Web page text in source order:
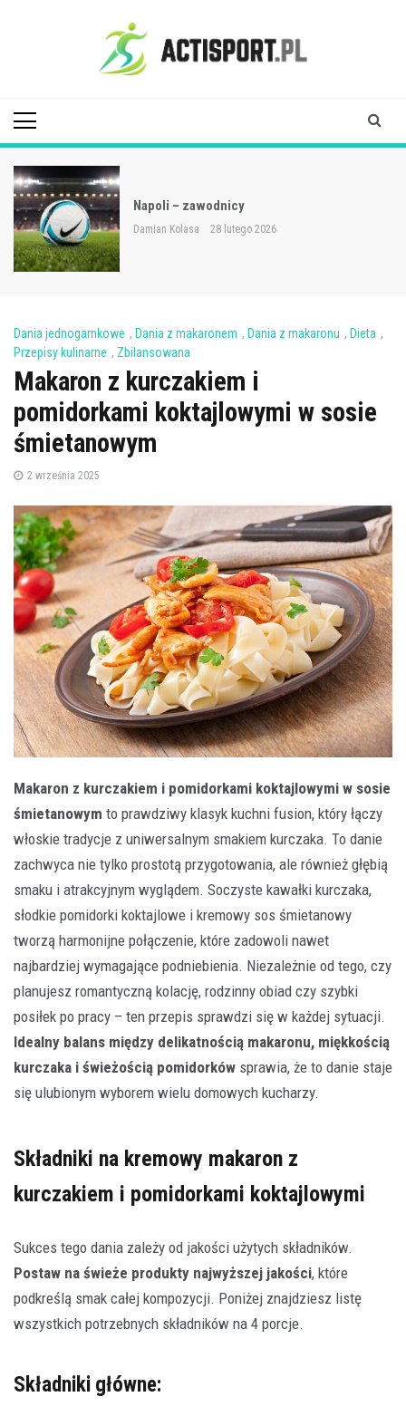
Napoli – zawodnicy
Damian Kolasa 28 lutego 2026
Dania jednogarnkowe , Dania z makaronem , Dania z makaronu , Dieta ,
Przepisy kulinarne , Zbilansowana
Makaron z kurczakiem i
pomidorkami koktajlowymi w sosie
śmietanowym
2 września 2025
Makaron z kurczakiem i pomidorkami koktajlowymi w sosie
śmietanowym to prawdziwy klasyk kuchni fusion, który łączy
włoskie tradycje z uniwersalnym smakiem kurczaka. To danie
zachwyca nie tylko prostotą przygotowania, ale również głębią
smaku i atrakcyjnym wyglądem. Soczyste kawałki kurczaka,
słodkie pomidorki koktajlowe i kremowy sos śmietanowy
tworzą harmonijne połączenie, które zadowoli nawet
najbardziej wymagające podniebienia. Niezależnie od tego, czy
planujesz romantyczną kolację, rodzinny obiad czy szybki
posiłek po pracy – ten przepis sprawdzi się w każdej sytuacji.
Idealny balans między delikatnością makaronu, miękkością
kurczaka i świeżością pomidorków sprawia, że to danie staje
się ulubionym wyborem wielu domowych kucharzy.
Składniki na kremowy makaron z
kurczakiem i pomidorkami koktajlowymi
Sukces tego dania zależy od jakości użytych składników.
Postaw na świeże produkty najwyższej jakości, które
podkreślą smak całej kompozycji. Poniżej znajdziesz listę
wszystkich potrzebnych składników na 4 porcje.
Składniki główne: